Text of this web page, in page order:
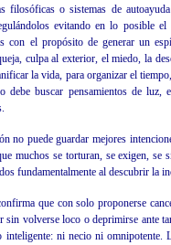
filosóficas o sistemas de
evitando en lo posible
con el propósito de generar un
culpa al exterior, el miedo, la
la vida, para organizar el
debe buscar pensamientos de luz,
no puede guardar mejores
muchos se torturan, se exigen, se
fundamentalmente al descubrir la
que con solo proponerse
sin volverse loco o deprimirse ante
inteligente: ni necio ni omnipotente.